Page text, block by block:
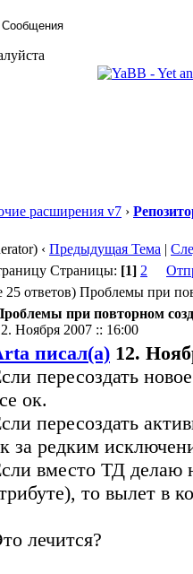
расширения v7 ›
‹ Предыдущая Тема |
Страницы: [1] 2
Проблемы при
при повторном
Ноября 2007 :: 16:00
писал(а) 12.
пересоздать
ок.
пересоздать
за редким
вместо ТД
то вылет в
лечится?